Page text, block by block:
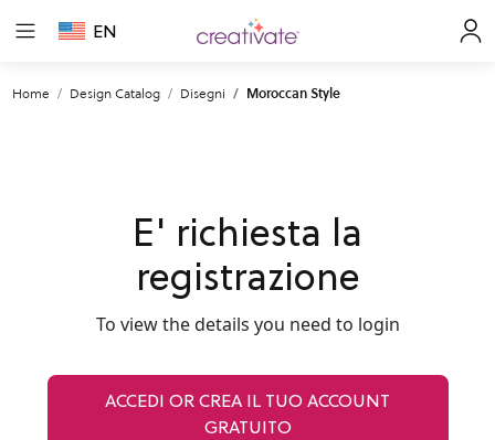
EN
Home Design Catalog Disegni Moroccan Style
E' richiesta la
registrazione
To view the details you need to login
ACCEDI OR CREA IL TUO ACCOUNT
GRATUITO